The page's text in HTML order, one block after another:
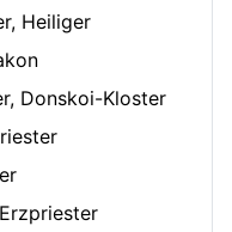
Heiliger
Donskoi-Kloster